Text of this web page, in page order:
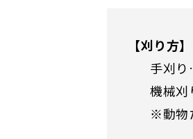
【刈り方】
手刈り
機械刈
※動物